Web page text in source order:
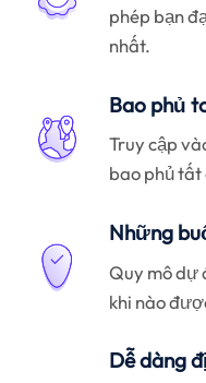
phép bạn
nhất.
Bao phủ
Truy cập
bao phủ tất
Những
Quy mô dự
khi nào
Dễ dàng